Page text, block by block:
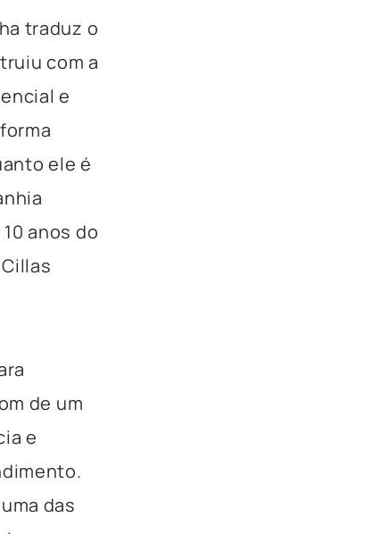
traduz o
com a
e
ele é
anos do
de um
e
das